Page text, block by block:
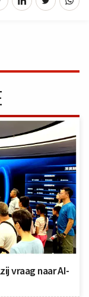
vraag naar AI-